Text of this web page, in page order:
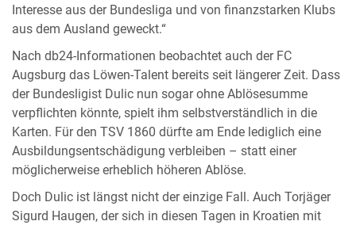
Interesse aus der Bundesliga und von finanzstarken Klubs
aus dem Ausland geweckt.“
Nach db24-Informationen beobachtet auch der FC
Augsburg das Löwen-Talent bereits seit längerer Zeit. Dass
der Bundesligist Dulic nun sogar ohne Ablösesumme
verpflichten könnte, spielt ihm selbstverständlich in die
Karten. Für den TSV 1860 dürfte am Ende lediglich eine
Ausbildungsentschädigung verbleiben – statt einer
möglicherweise erheblich höheren Ablöse.
Doch Dulic ist längst nicht der einzige Fall. Auch Torjäger
Sigurd Haugen, der sich in diesen Tagen in Kroatien mit